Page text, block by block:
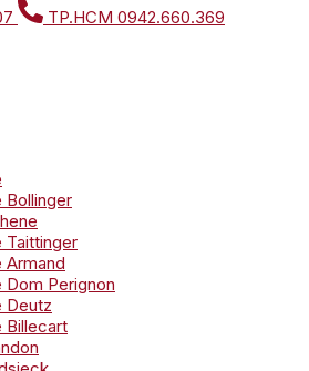
TP.HCM 0942.660.369
Bollinger
Taittinger
Armand
Dom Perignon
Deutz
Billecart